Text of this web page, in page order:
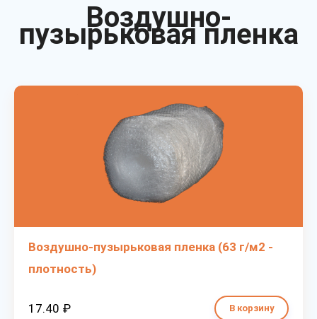
Воздушно-
пузырьковая пленка
Воздушно-пузырьковая пленка (63 г/м2 -
плотность)
17.40 ₽ В корзину